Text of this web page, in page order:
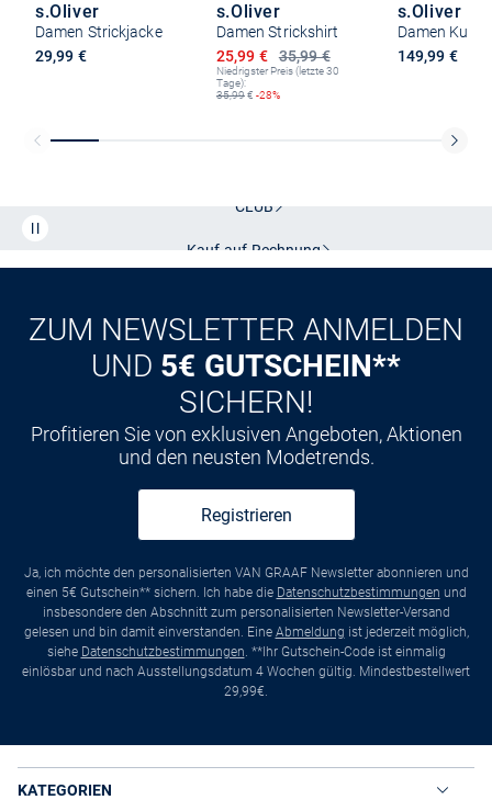
s.Oliver
Damen Strickjacke
29,99 €
s.Oliver
Damen Strickshirt
35,99 €
Ermäßigter Preis
25,99 €
Niedrigster Preis (letzte 30
Tage):
35,99€ -28%
s.Oliver
149,99 €
CLUB
Kauf auf Rechnung
ZUM NEWSLETTER ANMELDEN
UND 5€ GUTSCHEIN**
SICHERN!
Profitieren Sie von exklusiven Angeboten, Aktionen
und den neusten Modetrends.
Registrieren
Ja, ich möchte den personalisierten VAN GRAAF Newsletter abonnieren und
einen 5€ Gutschein** sichern. Ich habe die Datenschutzbestimmungen und
insbesondere den Abschnitt zum personalisierten Newsletter-Versand
gelesen und bin damit einverstanden. Eine Abmeldung ist jederzeit möglich,
siehe Datenschutzbestimmungen. **Ihr Gutschein-Code ist einmalig
einlösbar und nach Ausstellungsdatum 4 Wochen gültig. Mindestbestellwert
29,99€.
KATEGORIEN